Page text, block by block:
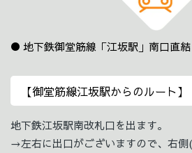
地下鉄御堂筋線「江坂駅」南口直結
【御堂筋線江坂駅からのルート】
地下鉄江坂駅南改札口を出ます。
→左右に出口がございますので、右側